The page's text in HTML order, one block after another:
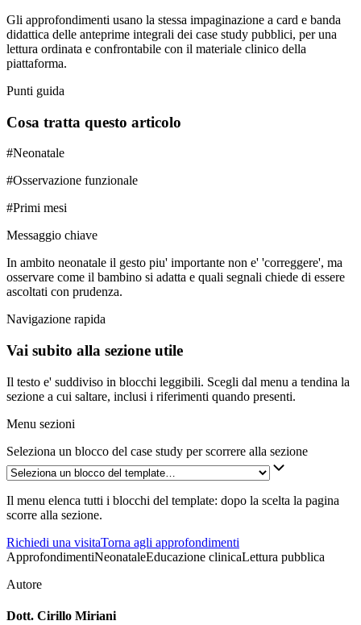
Gli approfondimenti usano la stessa impaginazione a card e banda
didattica delle anteprime integrali dei case study pubblici, per una
lettura ordinata e confrontabile con il materiale clinico della
piattaforma.
Punti guida
Cosa tratta questo articolo
#Neonatale
#Osservazione funzionale
#Primi mesi
Messaggio chiave
In ambito neonatale il gesto piu' importante non e' 'correggere', ma
osservare come il bambino si adatta e quali segnali chiede di essere
ascoltati con prudenza.
Navigazione rapida
Vai subito alla sezione utile
Il testo e' suddiviso in blocchi leggibili. Scegli dal menu a tendina la
sezione a cui saltare, inclusi i riferimenti quando presenti.
Menu sezioni
Seleziona un blocco del case study per scorrere alla sezione
Il menu elenca tutti i blocchi del template: dopo la scelta la pagina
scorre alla sezione.
Richiedi una visitaTorna agli approfondimenti
ApprofondimentiNeonataleEducazione clinicaLettura pubblica
Autore
Dott. Cirillo Miriani